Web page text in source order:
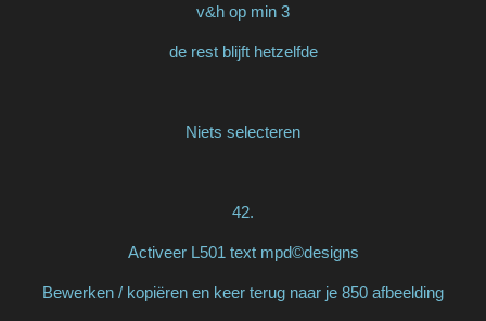
v&h op min 3
de rest blijft hetzelfde
Niets selecteren
42.
Activeer L501 text mpd©designs
Bewerken / kopiëren en keer terug naar je 850 afbeelding